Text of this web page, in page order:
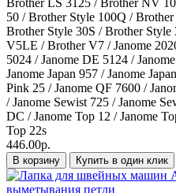
Brother LS 3125 / Brother NV
50 / Brother Style 100Q /
Brother Style 30S / Brother
V5LE / Brother V7 / Janome
5024 / Janome DE 5124 /
Janome Japan 957 / Janome
Pink 25 / Janome QF 7600 /
/ Janome Sewist 725 / Janome
DC / Janome Top 12 / Janome
Top 22s
446.00р.
В корзину Купить в один клик